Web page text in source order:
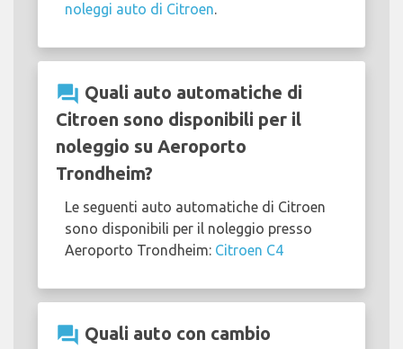
noleggi auto di Citroen.
question_answer Quali auto automatiche di
Citroen sono disponibili per il
noleggio su Aeroporto
Trondheim?
Le seguenti auto automatiche di Citroen
sono disponibili per il noleggio presso
Aeroporto Trondheim: Citroen C4
question_answer Quali auto con cambio